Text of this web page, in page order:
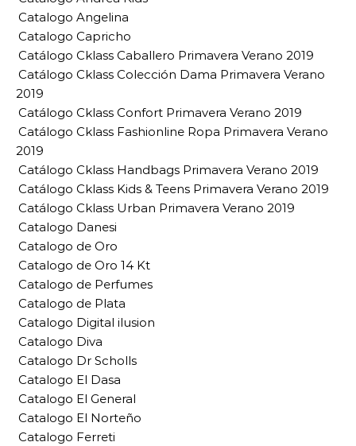
Catalogo Angelina
Catalogo Capricho
Catálogo Cklass Caballero Primavera Verano 2019
Catálogo Cklass Colección Dama Primavera Verano
2019
Catálogo Cklass Confort Primavera Verano 2019
Catálogo Cklass Fashionline Ropa Primavera Verano
2019
Catálogo Cklass Handbags Primavera Verano 2019
Catálogo Cklass Kids & Teens Primavera Verano 2019
Catálogo Cklass Urban Primavera Verano 2019
Catalogo Danesi
Catalogo de Oro
Catalogo de Oro 14 Kt
Catalogo de Perfumes
Catalogo de Plata
Catalogo Digital ilusion
Catalogo Diva
Catalogo Dr Scholls
Catalogo El Dasa
Catalogo El General
Catalogo El Norteño
Catalogo Ferreti